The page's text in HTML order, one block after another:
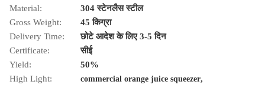
Material:
304 स्टेनलैस स्टील
Gross Weight:
45 किग्रा
Delivery Time:
छोटे आदेश के लिए 3-5 दिन
Certificate:
सीई
Yield:
50%
High Light:
commercial orange juice squeezer,